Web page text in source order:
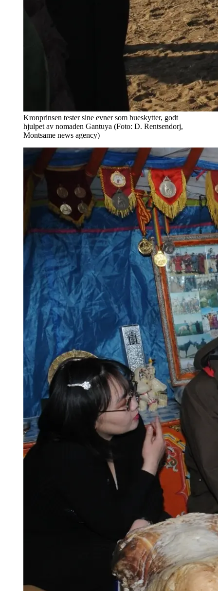
Kronprinsen tester sine evner som bueskytter, godt
hjulpet av nomaden Gantuya (Foto: D. Rentsendorj,
Montsame news agency)